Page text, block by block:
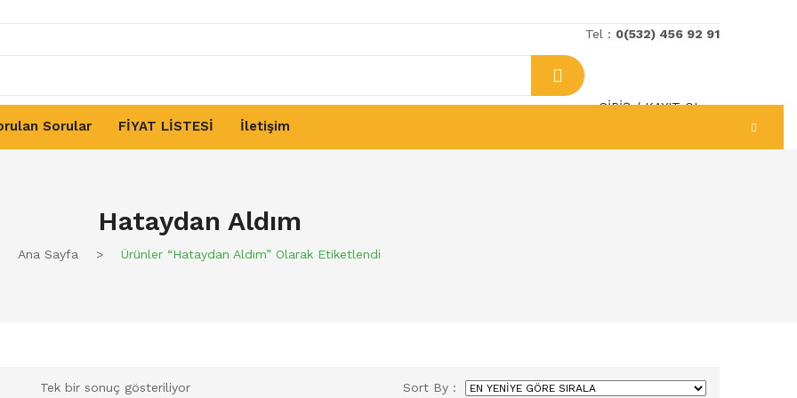
Tel : 0(532) 456 92 91
GIRIŞ/KAYIT OL
Sorular FİYAT LİSTESİ İletişim
Hataydan Aldım
Ana Sayfa > Ürünler “Hataydan Aldım” Olarak Etiketlendi
Tek bir sonuç gösteriliyor Sort By :